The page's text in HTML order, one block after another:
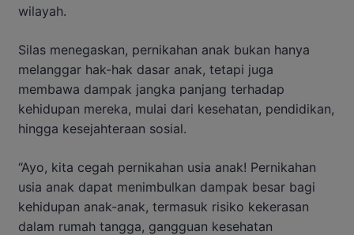
wilayah.
Silas menegaskan, pernikahan anak bukan hanya
melanggar hak-hak dasar anak, tetapi juga
membawa dampak jangka panjang terhadap
kehidupan mereka, mulai dari kesehatan, pendidikan,
hingga kesejahteraan sosial.
“Ayo, kita cegah pernikahan usia anak! Pernikahan
usia anak dapat menimbulkan dampak besar bagi
kehidupan anak-anak, termasuk risiko kekerasan
dalam rumah tangga, gangguan kesehatan